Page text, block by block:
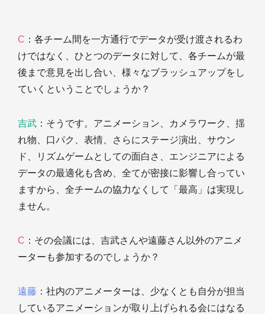
C ：各チーム間を一方通行でデータが受け渡されるわ
けではなく、ひとつのデータに対して、各チームが最
後まで意見を出し合い、様々なブラッシュアップをし
ていくということでしょうか？
吉武 ：そうです。アニメーション、カメラワーク、揺
れ物、口パク、表情、さらにステージ演出、サウン
ド、リズムゲームとしての面白さ、エンジニアによる
データの最適化も含め、全てが密接に影響し合ってい
ますから、全チームの協力なくして「最高」は実現し
ません。
C ：その会議には、吉武さんや遠藤さん以外のアニメ
ーターも参加するのでしょうか？
遠藤 ：社内のアニメーターは、少なくとも自分が担当
しているアニメーションが取り上げられる会にはなる